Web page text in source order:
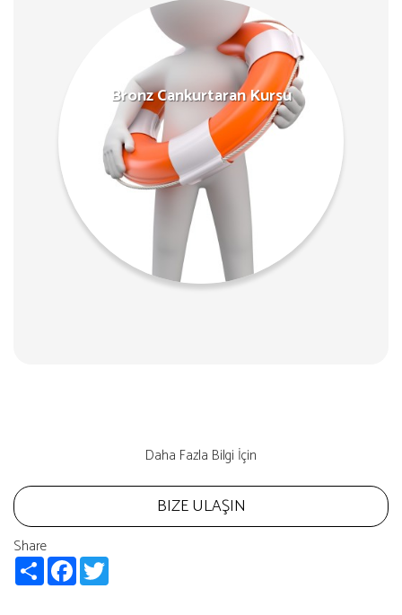
Bronz Cankurtaran Kursu
Daha Fazla Bilgi İçin
BIZE ULAŞIN
Share
ShareFacebook